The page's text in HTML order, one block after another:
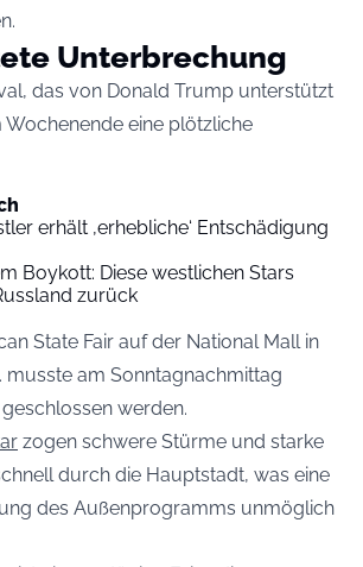
Unterbrechung
das von Donald Trump unterstützt
eine plötzliche
erhält ‚erhebliche‘ Entschädigung
Boykott: Diese westlichen Stars
zurück
State Fair auf der National Mall in
musste am Sonntagnachmittag
werden.
zogen schwere Stürme und starke
durch die Hauptstadt, was eine
des Außenprogramms unmöglich